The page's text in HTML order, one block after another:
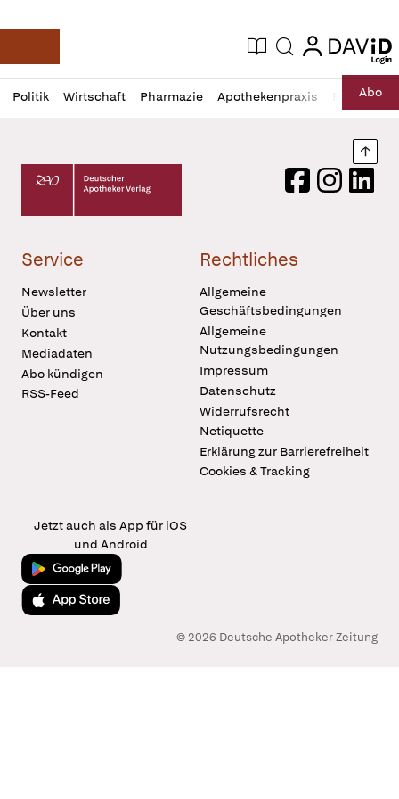
Deutsche Apotheker Zeitung
Aktuelle Ausgabe
Suche login
login
Politik Wirtschaft Pharmazie Apothekenpraxis RechtAbo
Profil
öffnen
Daz
Pur
Deutscher Apotheker Verlag Logo
FacebookInstagram
Service
Newsletter
Über uns
Kontakt
Mediadaten
Abo kündigen
RSS-Feed
Rechtliches
Allgemeine
Geschäftsbedingungen
Allgemeine
Nutzungsbedingungen
Impressum
Datenschutz
Widerrufsrecht
Netiquette
Erklärung zur Barrierefreiheit
Cookies & Tracking
Jetzt auch als App für iOS
und Android
Jetzt bei Google Play
Laden im App Store
© 2026 Deutsche Apotheker Zeitung